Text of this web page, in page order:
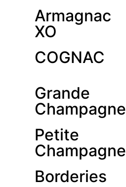
Armagnac
XO
COGNAC
Grande
Champagne
Petite
Champagne
Borderies